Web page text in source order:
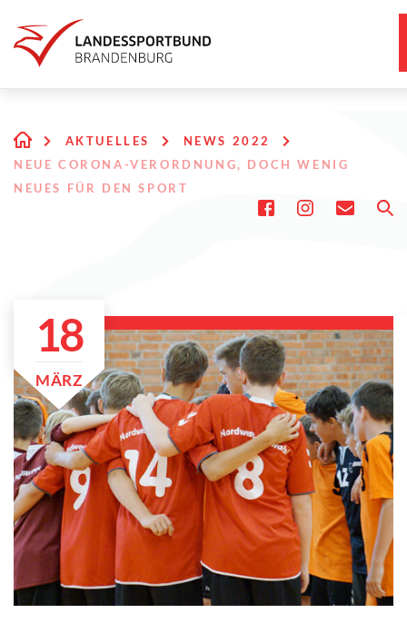
AKTUELLES
NEWS 2022
NEUE CORONA-VERORDNUNG, DOCH WENIG
NEUES FÜR DEN SPORT
18
MÄRZ